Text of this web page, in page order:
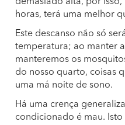
horas, terá uma melhor
Este descanso não só
temperatura; ao manter
manteremos os
do nosso quarto, coisas
uma má noite de sono.
Há uma crença
condicionado é mau.